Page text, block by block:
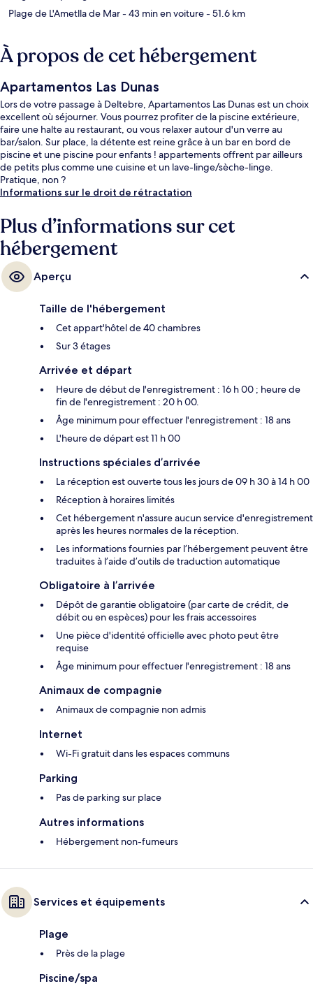
Plage de L'Ametlla de Mar- 43 min en voiture- 51.6 km
À propos de cet hébergement
Apartamentos Las Dunas
Lors de votre passage à Deltebre, Apartamentos Las Dunas est un choix
excellent où séjourner. Vous pourrez profiter de la piscine extérieure,
faire une halte au restaurant, ou vous relaxer autour d'un verre au
bar/salon. Sur place, la détente est reine grâce à un bar en bord de
piscine et une piscine pour enfants ! appartements offrent par ailleurs
de petits plus comme une cuisine et un lave-linge/sèche-linge.
Pratique, non ?
Informations sur le droit de rétractation
Plus d’informations sur cet
hébergement
Aperçu
Taille de l'hébergement
Cet appart'hôtel de 40 chambres
Sur 3 étages
Arrivée et départ
Heure de début de l'enregistrement : 16 h 00 ; heure de
fin de l'enregistrement : 20 h 00.
Âge minimum pour effectuer l'enregistrement : 18 ans
L'heure de départ est 11 h 00
Instructions spéciales d’arrivée
La réception est ouverte tous les jours de 09 h 30 à 14 h 00
Réception à horaires limités
Cet hébergement n'assure aucun service d'enregistrement
après les heures normales de la réception.
Les informations fournies par l’hébergement peuvent être
traduites à l’aide d’outils de traduction automatique
Obligatoire à l’arrivée
Dépôt de garantie obligatoire (par carte de crédit, de
débit ou en espèces) pour les frais accessoires
Une pièce d'identité officielle avec photo peut être
requise
Âge minimum pour effectuer l'enregistrement : 18 ans
Animaux de compagnie
Animaux de compagnie non admis
Internet
Wi-Fi gratuit dans les espaces communs
Parking
Pas de parking sur place
Autres informations
Hébergement non-fumeurs
Services et équipements
Plage
Près de la plage
Piscine/spa